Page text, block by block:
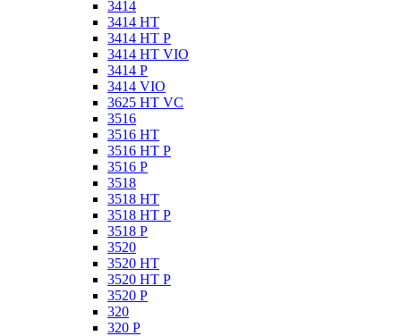
3414
3414 HT
3414 HT P
3414 HT VIO
3414 P
3414 VIO
3625 HT VC
3516
3516 HT
3516 HT P
3516 P
3518
3518 HT
3518 HT P
3518 P
3520
3520 HT
3520 HT P
3520 P
320
320 P